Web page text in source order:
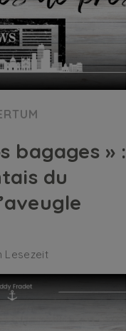
bagages » :
du
Lesezeit